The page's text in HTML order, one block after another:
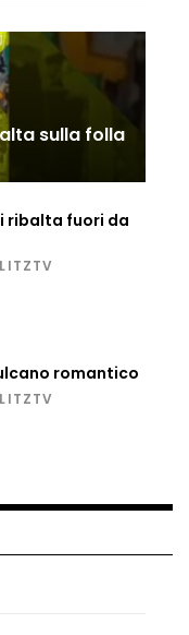
aereo
F16 intercettano
a livello:
cede
Guatemala,
sulla folla
ribalta fuori da
romantico